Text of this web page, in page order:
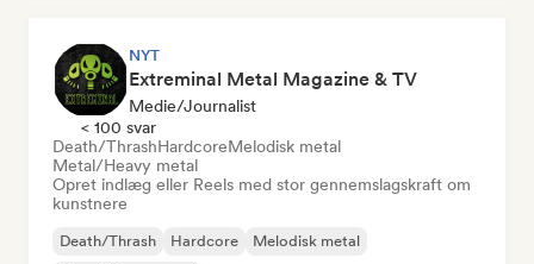
NYT
Extreminal Metal Magazine & TV
Medie/journalist
< 100 svar
Death/ThrashHardcoreMelodisk metal
Metal/Heavy metal
Opret indlæg eller Reels med stor gennemslagskraft om
kunstnere
Death/Thrash Hardcore
Melodisk metal